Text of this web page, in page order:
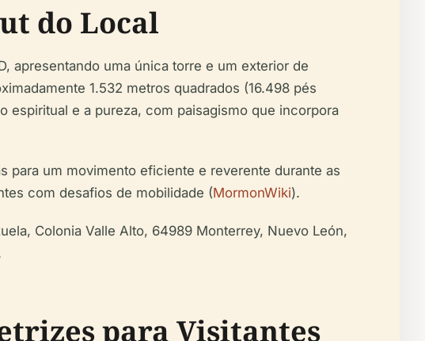
do Local
apresentando uma única torre e um exterior de
1.532 metros quadrados (16.498 pés
espiritual e a pureza, com paisagismo que incorpora
para um movimento eficiente e reverente durante as
com desafios de mobilidade (MormonWiki).
Colonia Valle Alto, 64989 Monterrey, Nuevo León,
para Visitantes